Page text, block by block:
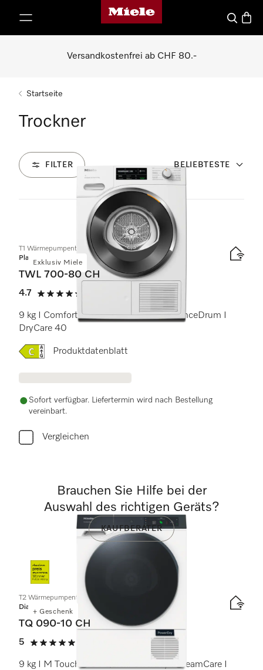
Miele-Homepage
Suche
Versandkostenfrei ab CHF 80.-
Startseite
Trockner
FILTER BELIEBTESTE
8 Produkte
Exklusiv Miele
T1 Wärmepumpentrockner:
Platinum
TWL 700-80 CH
4.7
4.7 von 5 Sternen
(11 Bewertungen)
9 kg I ComfortSensor I SteamCare I SilenceDrum I
DryCare 40
Onlinelabel Image, Energielabel
Produktdatenblatt
Sofort verfügbar. Liefertermin wird nach Bestellung
vereinbart.
Vergleichen
+ Geschenk
T2 Wärmepumpentrockner
Diamond
TQ 090-10 CH
5
5 von 5 Sternen
9 kg I M Touch Pro I QuickPowerDry I SteamCare I
Brauchen Sie Hilfe bei der
Auswahl des richtigen Geräts?
KAUFBERATER